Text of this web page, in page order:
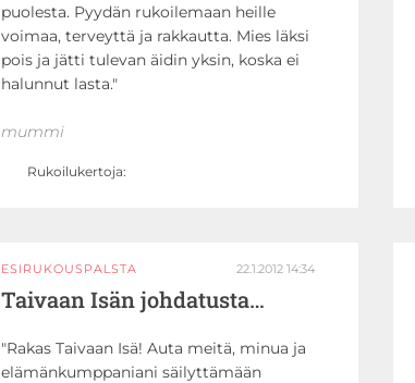
puolesta. Pyydän rukoilemaan heille
voimaa, terveyttä ja rakkautta. Mies läksi
pois ja jätti tulevan äidin yksin, koska ei
halunnut lasta.
mummi
Rukoilukertoja:
ESIRUKOUSPALSTA 22.1.2012 14:34
Taivaan Isän johdatusta…
Rakas Taivaan Isä! Auta meitä, minua ja
elämänkumppaniani säilyttämään